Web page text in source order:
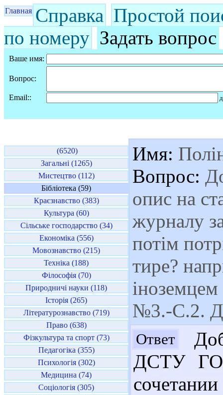
Главная Справка Простой
по номеру Задать вопрос
Ваше имя:
Вопрос:
Email::
(6520)
Загальні (1265)
Мистецтво (112)
Бібліотека (59)
Краєзнавство (383)
Культура (60)
Сільське господарство (34)
Економіка (556)
Мовознавство (215)
Техніка (188)
Філософія (70)
Природничі науки (118)
Історія (265)
Літературознавство (719)
Право (638)
Фізкультура та спорт (73)
Педагогіка (355)
Психологія (302)
Медицина (74)
Соціологія (305)
Имя:
Вопрос:
опис на
журналу
потім
тире?
№3.-С.2.
Ответ
ДСТУ